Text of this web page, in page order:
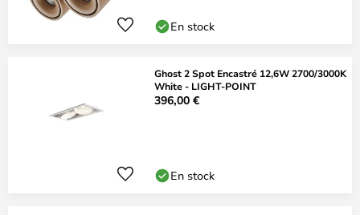
En stock
Ghost 2 Spot Encastré 12,6W 2700/3000K
White - LIGHT-POINT
396,00 €
En stock